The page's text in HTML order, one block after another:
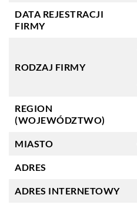
DATA REJESTRACJI
FIRMY
RODZAJ FIRMY
REGION
(WOJEWÓDZTWO)
MIASTO
ADRES
ADRES INTERNETOWY